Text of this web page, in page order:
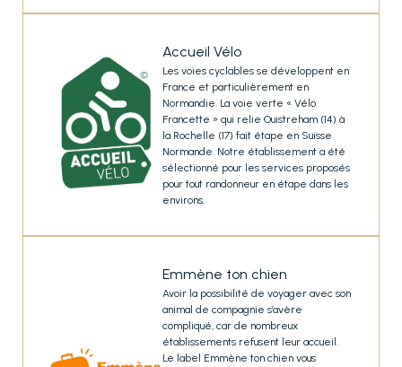
Accueil Vélo
Les voies cyclables se développent en
France et particulièrement en
Normandie. La voie verte « Vélo
Francette » qui relie Ouistreham (14) à
la Rochelle (17) fait étape en Suisse
Normande. Notre établissement a été
sélectionné pour les services proposés
pour tout randonneur en étape dans les
environs.
Emmène ton chien
Avoir la possibilité de voyager avec son
animal de compagnie s’avère
compliqué, car de nombreux
établissements refusent leur accueil.
Le label Emmène ton chien vous